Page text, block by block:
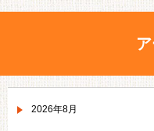
2026年8月